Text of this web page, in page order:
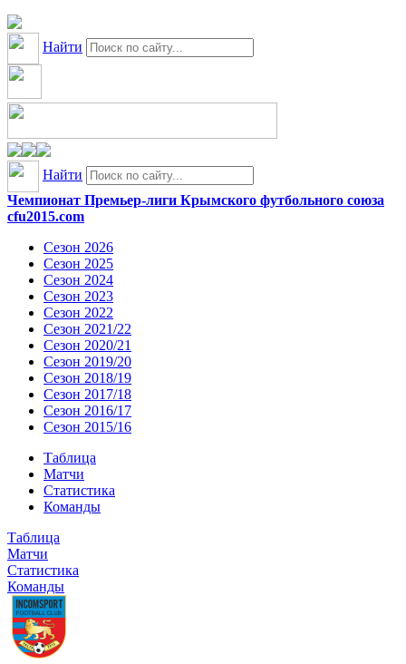
Найти
Найти
Чемпионат Премьер-лиги Крымского футбольного союза
cfu2015.com
Сезон 2026
Сезон 2025
Сезон 2024
Сезон 2023
Сезон 2022
Сезон 2021/22
Сезон 2020/21
Сезон 2019/20
Сезон 2018/19
Сезон 2017/18
Сезон 2016/17
Сезон 2015/16
Таблица
Матчи
Статистика
Команды
Таблица
Матчи
Статистика
Команды